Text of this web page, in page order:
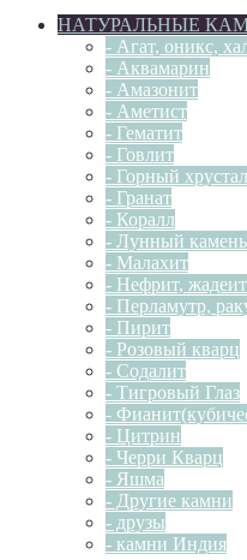
НАТУРАЛЬНЫЕ
- Агат, оникс,
- Аквамарин
- Амазонит
- Аметист
- Гематит
- Говлит
- Горный
- Гранат
- Коралл
- Лунный камень
- Малахит
- Нефрит, жадеит
- Перламутр,
- Пирит
- Розовый кварц
- Содалит
- Тигровый Глаз
-
- Цитрин
- Черри Кварц
- Яшма
- Другие камни
- друзы
- камни Индия